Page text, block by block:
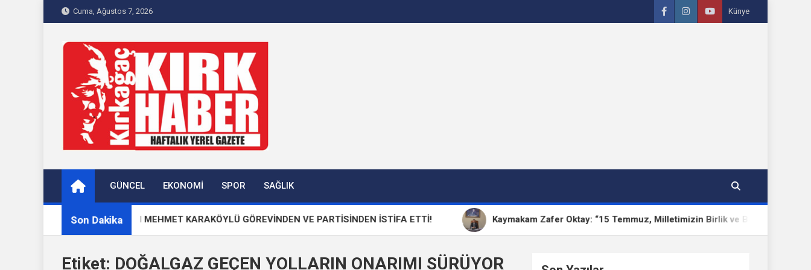
to
Cuma, Ağustos 7, 2026 Künye
Kırkağaç 40Haber
GÜNCEL EKONOMI SPOR SAĞLIK
Son Dakika
CHP İLÇE BAŞKANI MEHMET KARAKÖYLÜ GÖREVİNDEN VE PARTİSİNDEN İSTİFA ETTİ! Kaymakam Zafer Oktay: “15 Temmuz, Milletimizin Birlik ve Beraberlik
Etiket: DOĞALGAZ GEÇEN YOLLARIN ONARIMI SÜRÜYOR